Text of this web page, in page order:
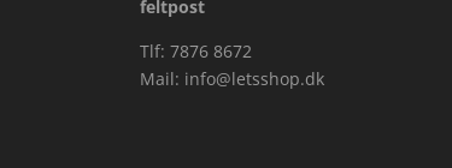
feltpost
Tlf: 7876 8672
Mail: info@letsshop.dk